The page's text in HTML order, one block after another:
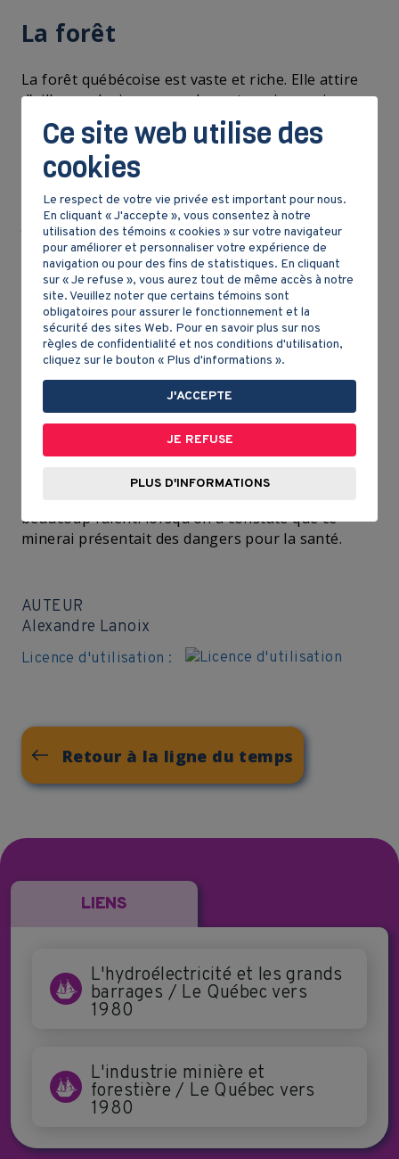
La forêt
La forêt québécoise est vaste et riche. Elle attire
d’ailleurs plusieurs grandes entreprises qui
s’installent dans les régions ressources du
Québec, près des territoires forestiers et des
sources d’électricité. Le principal produit de la
forêt québécoise est le papier journal. En 1980, le
Canada est le premier producteur de papier
journal au monde et près de la moitié de cette
production vient du Québec. La majeure partie du
papier est produite à partir d’épinettes, que l’on
retrouve principalement dans la forêt boréale et
dans la forêt mixte.
Les métaux
L’extraction des métaux du sol québécois,
particulièrement dans leBouclier canadien, est
une industrie fort importante. En 1980, les mines
d’or et de cuivre de l’Abitibi et celles de fer du nord
du Québec sont toujours actives. Par contre,
beaucoup ralenti lorsqu’on a constaté que ce
minerai présentait des dangers pour la santé.
AUTEUR
Alexandre Lanoix
Licence d'utilisation :
Retour à la ligne du temps
LIENS
L'hydroélectricité et les grands
barrages / Le Québec vers
1980
L'industrie minière et
forestière / Le Québec vers
1980
Ce site web utilise des
cookies
Le respect de votre vie privée est important pour nous.
En cliquant « J'accepte », vous consentez à notre
utilisation des témoins « cookies » sur votre navigateur
pour améliorer et personnaliser votre expérience de
navigation ou pour des fins de statistiques. En cliquant
sur « Je refuse », vous aurez tout de même accès à notre
site. Veuillez noter que certains témoins sont
obligatoires pour assurer le fonctionnement et la
sécurité des sites Web. Pour en savoir plus sur nos
règles de confidentialité et nos conditions d'utilisation,
cliquez sur le bouton « Plus d'informations ».
J'ACCEPTE
JE REFUSE
PLUS D'INFORMATIONS